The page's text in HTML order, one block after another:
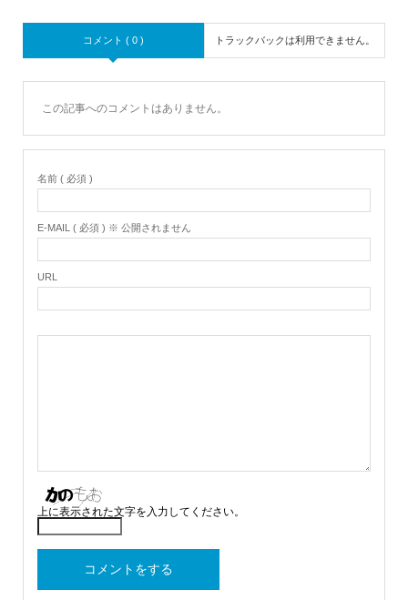
コメント ( 0 ) トラックバックは利用できません。
この記事へのコメントはありません。
名前 ( 必須 )
E-MAIL ( 必須 ) ※ 公開されません
URL
上に表示された文字を入力してください。